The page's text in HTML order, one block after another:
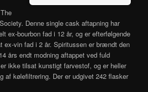
Denne single cask aftapning har
ex-bourbon fad i 12 år, og er efterfølgende
ex-vin fad i 2 år. Spiritussen er brændt den
års endt modning aftappet ved fuld
ikke tilsat kunstigt farvestof, og er heller
af kølefiltrering. Der er udgivet 242 flasker